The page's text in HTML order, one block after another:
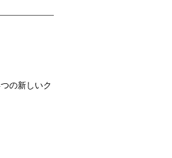
の新しいク